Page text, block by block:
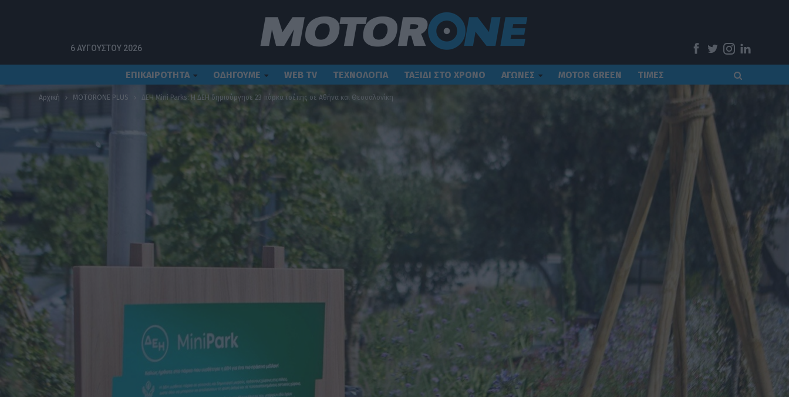
6 ΑΥΓΟΎΣΤΟΥ 2026
ΕΠΙΚΑΙΡΟΤΗΤΑ ΟΔΗΓΟΥΜΕ WEB TV ΤΕΧΝΟΛΟΓΙΑ ΤΑΞΙΔΙ ΣΤΟ ΧΡΟΝΟ ΑΓΩΝΕΣ MOTOR GREEN ΤΙΜΕΣ
Αρχική MOTORONE PLUS ΔΕΗ Mini Parks: Η ΔΕΗ δημιούργησε 23 πάρκα τσέπης σε Αθήνα και Θεσσαλονίκη